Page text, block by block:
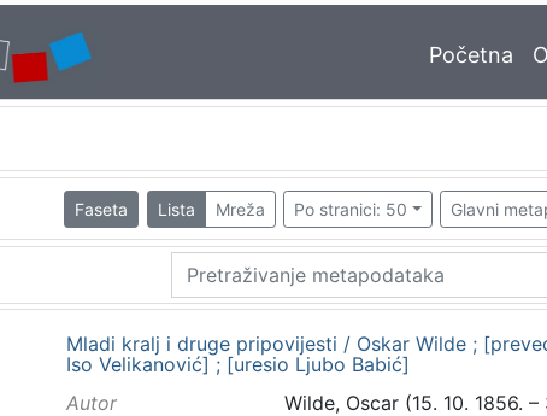
Početna
Faseta Lista Mreža Po stranici: 50 Glavni
Mladi kralj i druge pripovijesti / Oskar Wilde ;
Iso Velikanović] ; [uresio Ljubo Babić]
Autor
Wilde, Oscar (15. 10. 1856. –